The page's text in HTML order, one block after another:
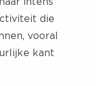
die
vooral
kant